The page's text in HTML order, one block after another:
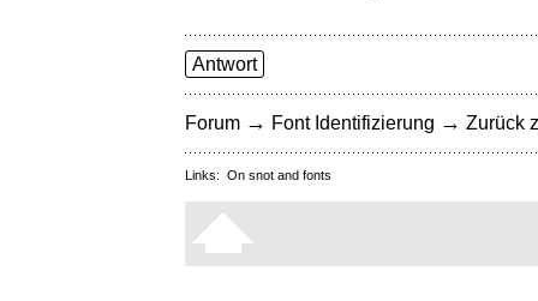
Antwort
Forum → Font Identifizierung → Zurück
Links: On snot and fonts